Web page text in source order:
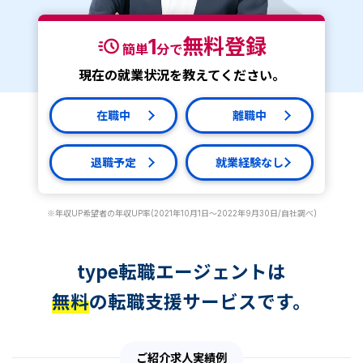
簡単1分で無料登録
現在の就業状況を教えてください。
在職中 離職中
退職予定 就業経験なし
※年収UP希望者の年収UP率(2021年10月1日～2022年9月30日/自社調べ)
type転職エージェントは
無料の転職支援サービスです。
ご紹介求人実績例